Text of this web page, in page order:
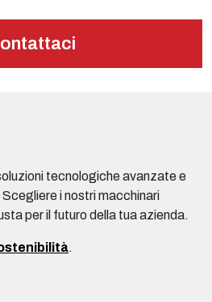
tecnologiche avanzate e
i nostri macchinari
per il futuro della tua azienda.
.